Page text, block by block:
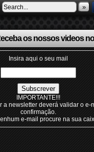
»
os nossos videos
Insira aqui o seu mail
IMPORTANTE!!!
a newsletter deverá validar o e-
confirmação.
e-mail procure na sua